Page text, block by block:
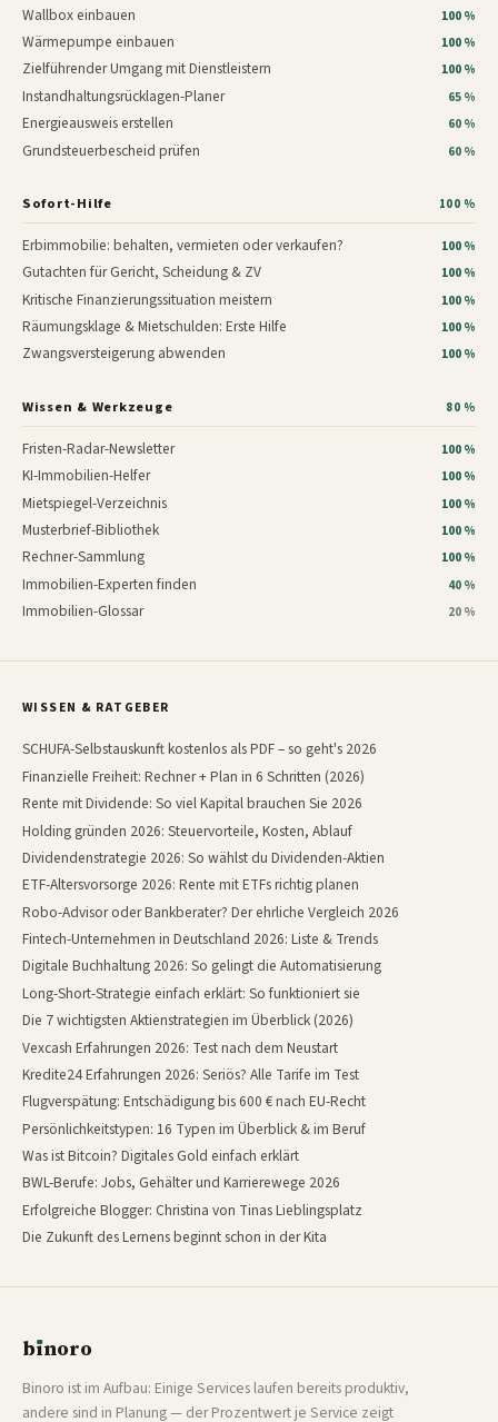
Wallbox einbauen 100 %
Wärmepumpe einbauen 100 %
Zielführender Umgang mit Dienstleistern 100 %
Instandhaltungsrücklagen-Planer 65 %
Energieausweis erstellen 60 %
Grundsteuerbescheid prüfen 60 %
Sofort-Hilfe 100 %
Erbimmobilie: behalten, vermieten oder verkaufen? 100 %
Gutachten für Gericht, Scheidung & ZV 100 %
Kritische Finanzierungssituation meistern 100 %
Räumungsklage & Mietschulden: Erste Hilfe 100 %
Zwangsversteigerung abwenden 100 %
Wissen & Werkzeuge 80 %
Fristen-Radar-Newsletter 100 %
KI-Immobilien-Helfer 100 %
Mietspiegel-Verzeichnis 100 %
Musterbrief-Bibliothek 100 %
Rechner-Sammlung 100 %
Immobilien-Experten finden 40 %
Immobilien-Glossar 20 %
WISSEN & RATGEBER
SCHUFA-Selbstauskunft kostenlos als PDF – so geht's 2026
Finanzielle Freiheit: Rechner + Plan in 6 Schritten (2026)
Rente mit Dividende: So viel Kapital brauchen Sie 2026
Holding gründen 2026: Steuervorteile, Kosten, Ablauf
Dividendenstrategie 2026: So wählst du Dividenden-Aktien
ETF-Altersvorsorge 2026: Rente mit ETFs richtig planen
Robo-Advisor oder Bankberater? Der ehrliche Vergleich 2026
Fintech-Unternehmen in Deutschland 2026: Liste & Trends
Digitale Buchhaltung 2026: So gelingt die Automatisierung
Long-Short-Strategie einfach erklärt: So funktioniert sie
Die 7 wichtigsten Aktienstrategien im Überblick (2026)
Vexcash Erfahrungen 2026: Test nach dem Neustart
Kredite24 Erfahrungen 2026: Seriös? Alle Tarife im Test
Flugverspätung: Entschädigung bis 600 € nach EU-Recht
Persönlichkeitstypen: 16 Typen im Überblick & im Beruf
Was ist Bitcoin? Digitales Gold einfach erklärt
BWL-Berufe: Jobs, Gehälter und Karrierewege 2026
Erfolgreiche Blogger: Christina von Tinas Lieblingsplatz
Die Zukunft des Lernens beginnt schon in der Kita
bınoro
Binoro ist im Aufbau: Einige Services laufen bereits produktiv,
andere sind in Planung — der Prozentwert je Service zeigt